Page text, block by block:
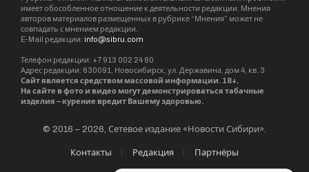
имеет обособленное отношение к деятельности редакции. Мнения
авторов материалов размещенных в рубрике “Мнения” может не
совпадать с мнением редакции.
E-Mail редакции: info@sibru.com
Телефон редакции: +7 913 002 24 80
Адрес редакции: 630091, Новосибирск, ул. Державина, дом 4, кв. 3
Сайт является средством массовой информации. 18+.
На сайте в фото и видео могут демонстрироваться табачные
изделия – курение вредит Вашему здоровью.
© 2016 – 2026, Сетевое издание «Новости Сибири».
Контакты Редакция Партнёры